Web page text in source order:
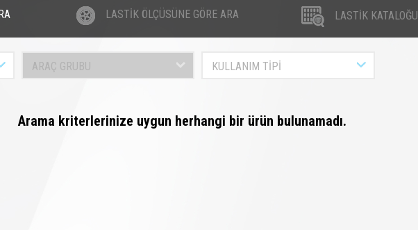
LASTİK ÖLÇÜSÜNE GÖRE ARA LASTİK KATALOĞU
ARAÇ GRUBU KULLANIM TİPİ
Arama kriterlerinize uygun herhangi bir ürün bulunamadı.